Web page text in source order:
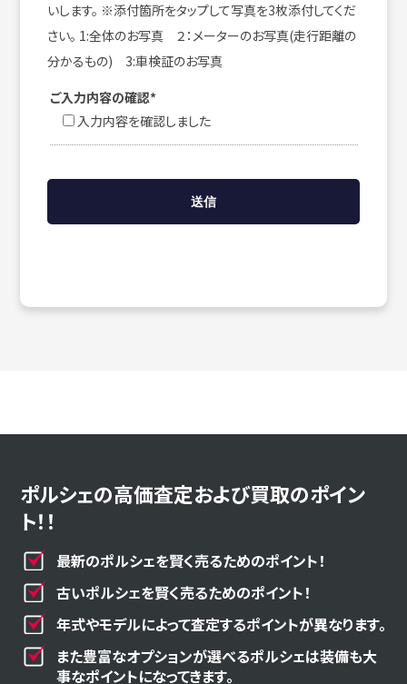
いします。 ※添付箇所をタップして写真を3枚添付してくだ
さい。 1:全体のお写真 ２：メーターのお写真(走行距離の
分かるもの) 3:車検証のお写真
ご入力内容の確認*
入力内容を確認しました
ポルシェの高価査定および買取のポイン
ト！！
最新のポルシェを賢く売るためのポイント！
古いポルシェを賢く売るためのポイント！
年式やモデルによって査定するポイントが異なります。
また豊富なオプションが選べるポルシェは装備も大
事なポイントになってきます。